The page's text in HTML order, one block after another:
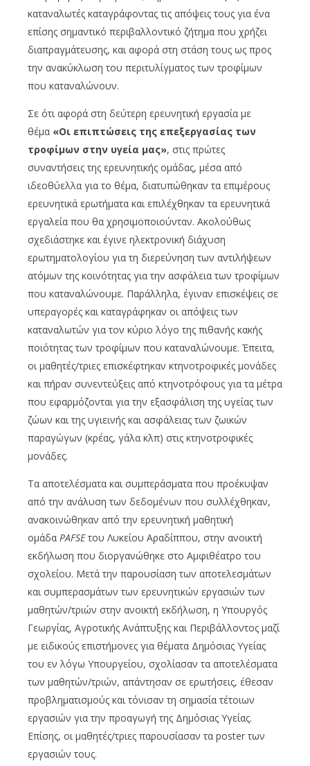
καταναλωτές καταγράφοντας τις απόψεις τους για ένα
επίσης σημαντικό περιβαλλοντικό ζήτημα που χρήζει
διαπραγμάτευσης, και αφορά στη στάση τους ως προς
την ανακύκλωση του περιτυλίγματος των τροφίμων
που καταναλώνουν.
Σε ότι αφορά στη δεύτερη ερευνητική εργασία με
θέμα «Οι επιπτώσεις της επεξεργασίας των
τροφίμων στην υγεία μας», στις πρώτες
συναντήσεις της ερευνητικής ομάδας, μέσα από
ιδεοθύελλα για το θέμα, διατυπώθηκαν τα επιμέρους
ερευνητικά ερωτήματα και επιλέχθηκαν τα ερευνητικά
εργαλεία που θα χρησιμοποιούνταν. Ακολούθως
σχεδιάστηκε και έγινε ηλεκτρονική διάχυση
ερωτηματολογίου για τη διερεύνηση των αντιλήψεων
ατόμων της κοινότητας για την ασφάλεια των τροφίμων
που καταναλώνουμε. Παράλληλα, έγιναν επισκέψεις σε
υπεραγορές και καταγράφηκαν οι απόψεις των
καταναλωτών για τον κύριο λόγο της πιθανής κακής
ποιότητας των τροφίμων που καταναλώνουμε. Έπειτα,
οι μαθητές/τριες επισκέφτηκαν κτηνοτροφικές μονάδες
και πήραν συνεντεύξεις από κτηνοτρόφους για τα μέτρα
που εφαρμόζονται για την εξασφάλιση της υγείας των
ζώων και της υγιεινής και ασφάλειας των ζωικών
παραγώγων (κρέας, γάλα κλπ) στις κτηνοτροφικές
μονάδες.
Τα αποτελέσματα και συμπεράσματα που προέκυψαν
από την ανάλυση των δεδομένων που συλλέχθηκαν,
ανακοινώθηκαν από την ερευνητική μαθητική
ομάδα PAFSEτου Λυκείου Αραδίππου, στην ανοικτή
εκδήλωση που διοργανώθηκε στο Αμφιθέατρο του
σχολείου. Μετά την παρουσίαση των αποτελεσμάτων
και συμπερασμάτων των ερευνητικών εργασιών των
μαθητών/τριών στην ανοικτή εκδήλωση, η Υπουργός
Γεωργίας, Αγροτικής Ανάπτυξης και Περιβάλλοντος μαζί
με ειδικούς επιστήμονες για θέματα Δημόσιας Υγείας
του εν λόγω Υπουργείου, σχολίασαν τα αποτελέσματα
των μαθητών/τριών, απάντησαν σε ερωτήσεις, έθεσαν
προβληματισμούς και τόνισαν τη σημασία τέτοιων
εργασιών για την προαγωγή της Δημόσιας Υγείας.
Επίσης, οι μαθητές/τριες παρουσίασαν τα poster των
εργασιών τους.